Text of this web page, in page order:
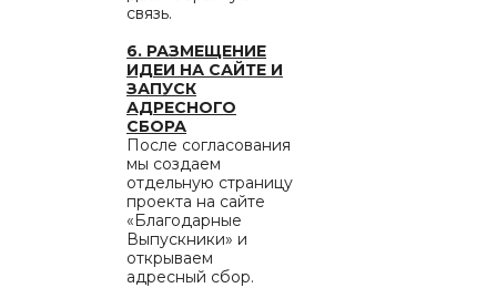
связь.
6. РАЗМЕЩЕНИЕ
ИДЕИ НА САЙТЕ И
ЗАПУСК
АДРЕСНОГО
СБОРА
После согласования
мы создаем
отдельную страницу
проекта на сайте
«Благодарные
Выпускники» и
открываем
адресный сбор.